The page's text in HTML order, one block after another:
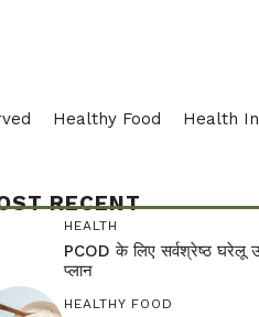
Healthy Food Health
RECENT
HEALTH
PCOD के लिए सर्वश्रेष्ठ घरेलू
प्लान
HEALTHY FOOD